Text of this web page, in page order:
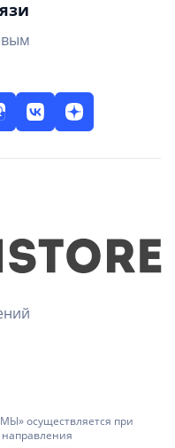
осуществляется при